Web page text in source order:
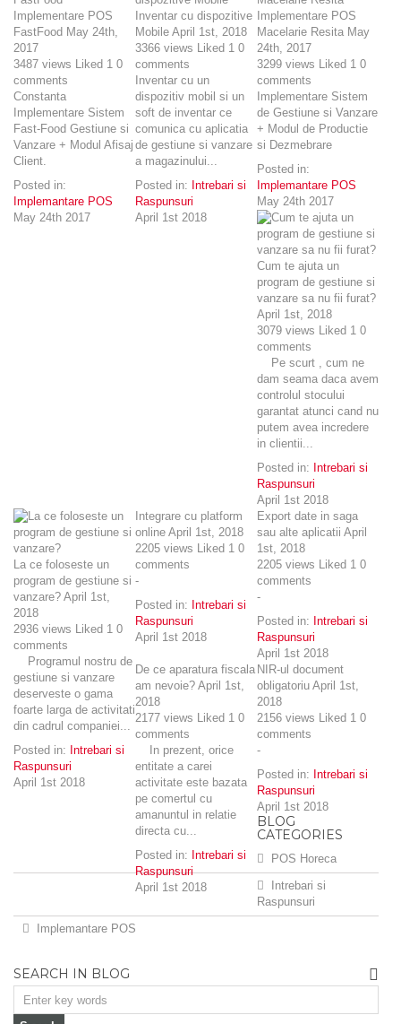
Implementare POS
FastFood May 24th,
2017
3487 views Liked 1 0
comments
Constanta
Implementare Sistem
Fast-Food Gestiune si
Vanzare + Modul Afisaj
Client.
Posted in:
Implemantare POS
May 24th 2017
Inventar cu dispozitive
Mobile April 1st, 2018
3366 views Liked 1 0
comments
Inventar cu un
dispozitiv mobil si un
soft de inventar ce
comunica cu aplicatia
de gestiune si vanzare
a magazinului...
Posted in: Intrebari si
Raspunsuri
April 1st 2018
Implementare POS
Macelarie Resita May
24th, 2017
3299 views Liked 1 0
comments
Implementare Sistem
de Gestiune si Vanzare
+ Modul de Productie
si Dezmebrare
Posted in:
Implemantare POS
May 24th 2017
Cum te ajuta un
program de gestiune si
vanzare sa nu fii furat?
April 1st, 2018
3079 views Liked 1 0
comments
Pe scurt , cum ne
dam seama daca avem
controlul stocului
garantat atunci cand nu
putem avea incredere
in clientii...
Posted in: Intrebari si
Raspunsuri
April 1st 2018
La ce foloseste un
program de gestiune si
vanzare? April 1st,
2018
2936 views Liked 1 0
comments
Programul nostru de
gestiune si vanzare
deserveste o gama
foarte larga de activitati
din cadrul companiei...
Posted in: Intrebari si
Raspunsuri
April 1st 2018
Integrare cu platform
online April 1st, 2018
2205 views Liked 1 0
comments
-
Posted in: Intrebari si
Raspunsuri
April 1st 2018
Export date in saga
sau alte aplicatii April
1st, 2018
2205 views Liked 1 0
comments
-
Posted in: Intrebari si
Raspunsuri
April 1st 2018
De ce aparatura fiscala
am nevoie? April 1st,
2018
2177 views Liked 1 0
comments
In prezent, orice
entitate a carei
activitate este bazata
pe comertul cu
amanuntul in relatie
directa cu...
Posted in: Intrebari si
Raspunsuri
April 1st 2018
NIR-ul document
obligatoriu April 1st,
2018
2156 views Liked 1 0
comments
-
Posted in: Intrebari si
Raspunsuri
April 1st 2018
BLOG
CATEGORIES
POS Horeca
Intrebari si
Raspunsuri
Implemantare POS
SEARCH IN BLOG